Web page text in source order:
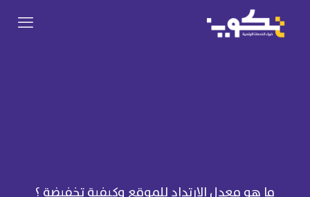
ما هو معدل الارتداد للموقع وكيفية تخفيضة ؟